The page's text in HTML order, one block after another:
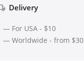
Delivery
— For USA - $10
— Worldwide - from $30